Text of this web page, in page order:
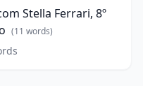
Stella Ferrari, 8º
(11 words)